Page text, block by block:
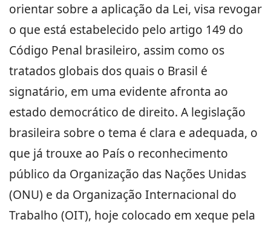
orientar sobre a aplicação da Lei, visa revogar
o que está estabelecido pelo artigo 149 do
Código Penal brasileiro, assim como os
tratados globais dos quais o Brasil é
signatário, em uma evidente afronta ao
estado democrático de direito. A legislação
brasileira sobre o tema é clara e adequada, o
que já trouxe ao País o reconhecimento
público da Organização das Nações Unidas
(ONU) e da Organização Internacional do
Trabalho (OIT), hoje colocado em xeque pela